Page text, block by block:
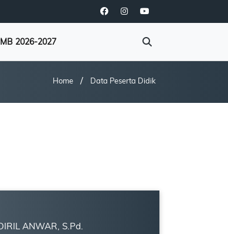
2026-2027
Home / Data Peserta Didik
ANWAR, S.Pd.